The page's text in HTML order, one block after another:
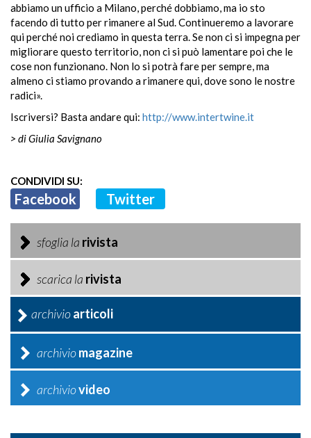
abbiamo un ufficio a Milano, perché dobbiamo, ma io sto
facendo di tutto per rimanere al Sud. Continueremo a lavorare
qui perché noi crediamo in questa terra. Se non ci si impegna per
migliorare questo territorio, non ci si può lamentare poi che le
cose non funzionano. Non lo si potrà fare per sempre, ma
almeno ci stiamo provando a rimanere qui, dove sono le nostre
radici».
Iscriversi? Basta andare qui: http://www.intertwine.it
> di Giulia Savignano
CONDIVIDI SU:
Facebook Twitter
sfoglia la rivista
scarica la rivista
archivioarticoli
archiviomagazine
archiviovideo